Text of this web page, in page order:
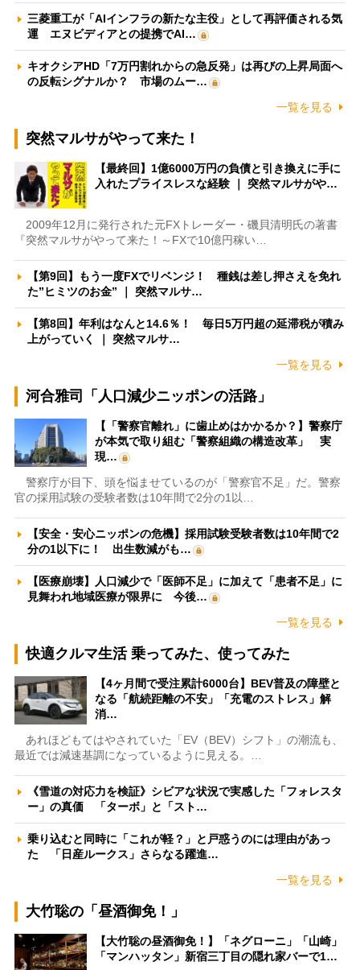
三菱重工が「AIインフラの新たな主役」として再評価される気
運 エヌビディアとの提携でAI…
キオクシアHD「7万円割れからの急反発」は再びの上昇局面へ
の反転シグナルか？ 市場のムー…
一覧を見る
突然マルサがやって来た！
【最終回】1億6000万円の負債と引き換えに手に
入れたプライスレスな経験 ｜ 突然マルサがや…
2009年12月に発行された元FXトレーダー・磯貝清明氏の著書
『突然マルサがやって来た！～FXで10億円稼い…
【第9回】もう一度FXでリベンジ！ 種銭は差し押さえを免れ
た”ヒミツのお金” ｜ 突然マルサ…
【第8回】年利はなんと14.6％！ 毎日5万円超の延滞税が積み
上がっていく ｜ 突然マルサ…
一覧を見る
河合雅司「人口減少ニッポンの活路」
【「警察官離れ」に歯止めはかかるか？】警察庁
が本気で取り組む「警察組織の構造改革」 実
現…
警察庁が目下、頭を悩ませているのが「警察官不足」だ。警察
官の採用試験の受験者数は10年間で2分の1以…
【安全・安心ニッポンの危機】採用試験受験者数は10年間で2
分の1以下に！ 出生数減がも…
【医療崩壊】人口減少で「医師不足」に加えて「患者不足」に
見舞われ地域医療が限界に 今後…
一覧を見る
快適クルマ生活 乗ってみた、使ってみた
【4ヶ月間で受注累計6000台】BEV普及の障壁と
なる「航続距離の不安」「充電のストレス」解
消…
あれほどもてはやされていた「EV（BEV）シフト」の潮流も、
最近では減速基調になっているように見える。…
《雪道の対応力を検証》シビアな状況で実感した「フォレスタ
ー」の真価 「ターボ」と「スト…
乗り込むと同時に「これが軽？」と戸惑うのには理由があっ
た 「日産ルークス」さらなる躍進…
一覧を見る
大竹聡の「昼酒御免！」
【大竹聡の昼酒御免！】「ネグローニ」「山崎」
「マンハッタン」新宿三丁目の隠れ家バーで1…